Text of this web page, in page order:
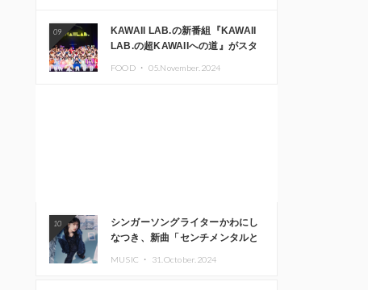
09
KAWAII LAB.の新番組『KAWAII
LAB.の超KAWAIIへの道』がスタ
FOOD ・ 05.November.2024
10
シンガーソングライターかわにし
なつき、新曲「センチメンタルと
MUSIC ・ 31.October.2024